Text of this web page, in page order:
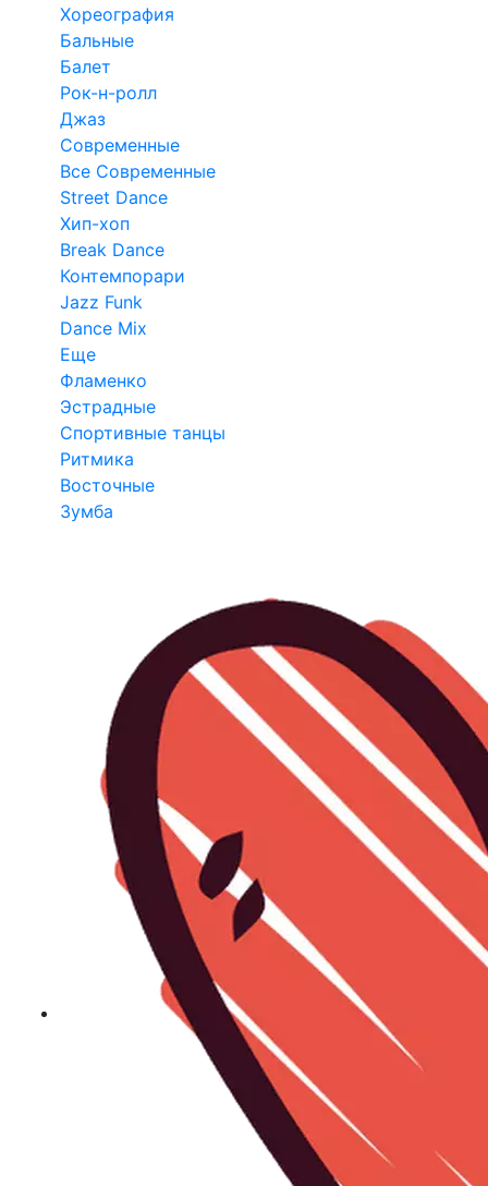
Хореография
Бальные
Балет
Рок-н-ролл
Джаз
Современные
Все Современные
Street Dance
Хип-хоп
Break Dance
Контемпорари
Jazz Funk
Dance Mix
Еще
Фламенко
Эстрадные
Спортивные танцы
Ритмика
Восточные
Зумба